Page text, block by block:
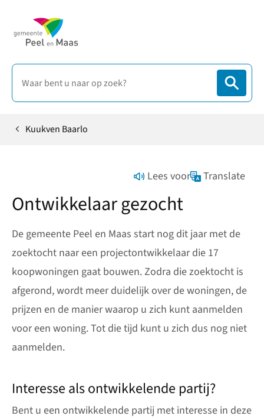
HomeKuukven Baarlo
Lees voor Translate
Ontwikkelaar gezocht
De gemeente Peel en Maas start nog dit jaar met de
zoektocht naar een projectontwikkelaar die 17
koopwoningen gaat bouwen. Zodra die zoektocht is
afgerond, wordt meer duidelijk over de woningen, de
prijzen en de manier waarop u zich kunt aanmelden
voor een woning. Tot die tijd kunt u zich dus nog niet
aanmelden.
Interesse als ontwikkelende partij?
Bent u een ontwikkelende partij met interesse in deze